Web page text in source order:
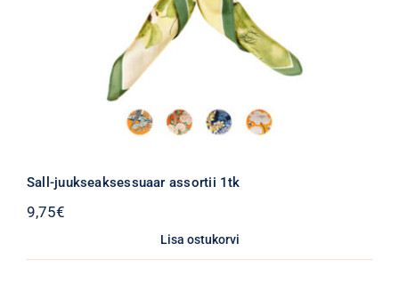
Sall-juukseaksessuaar assortii 1tk
9,75€
Lisa ostukorvi